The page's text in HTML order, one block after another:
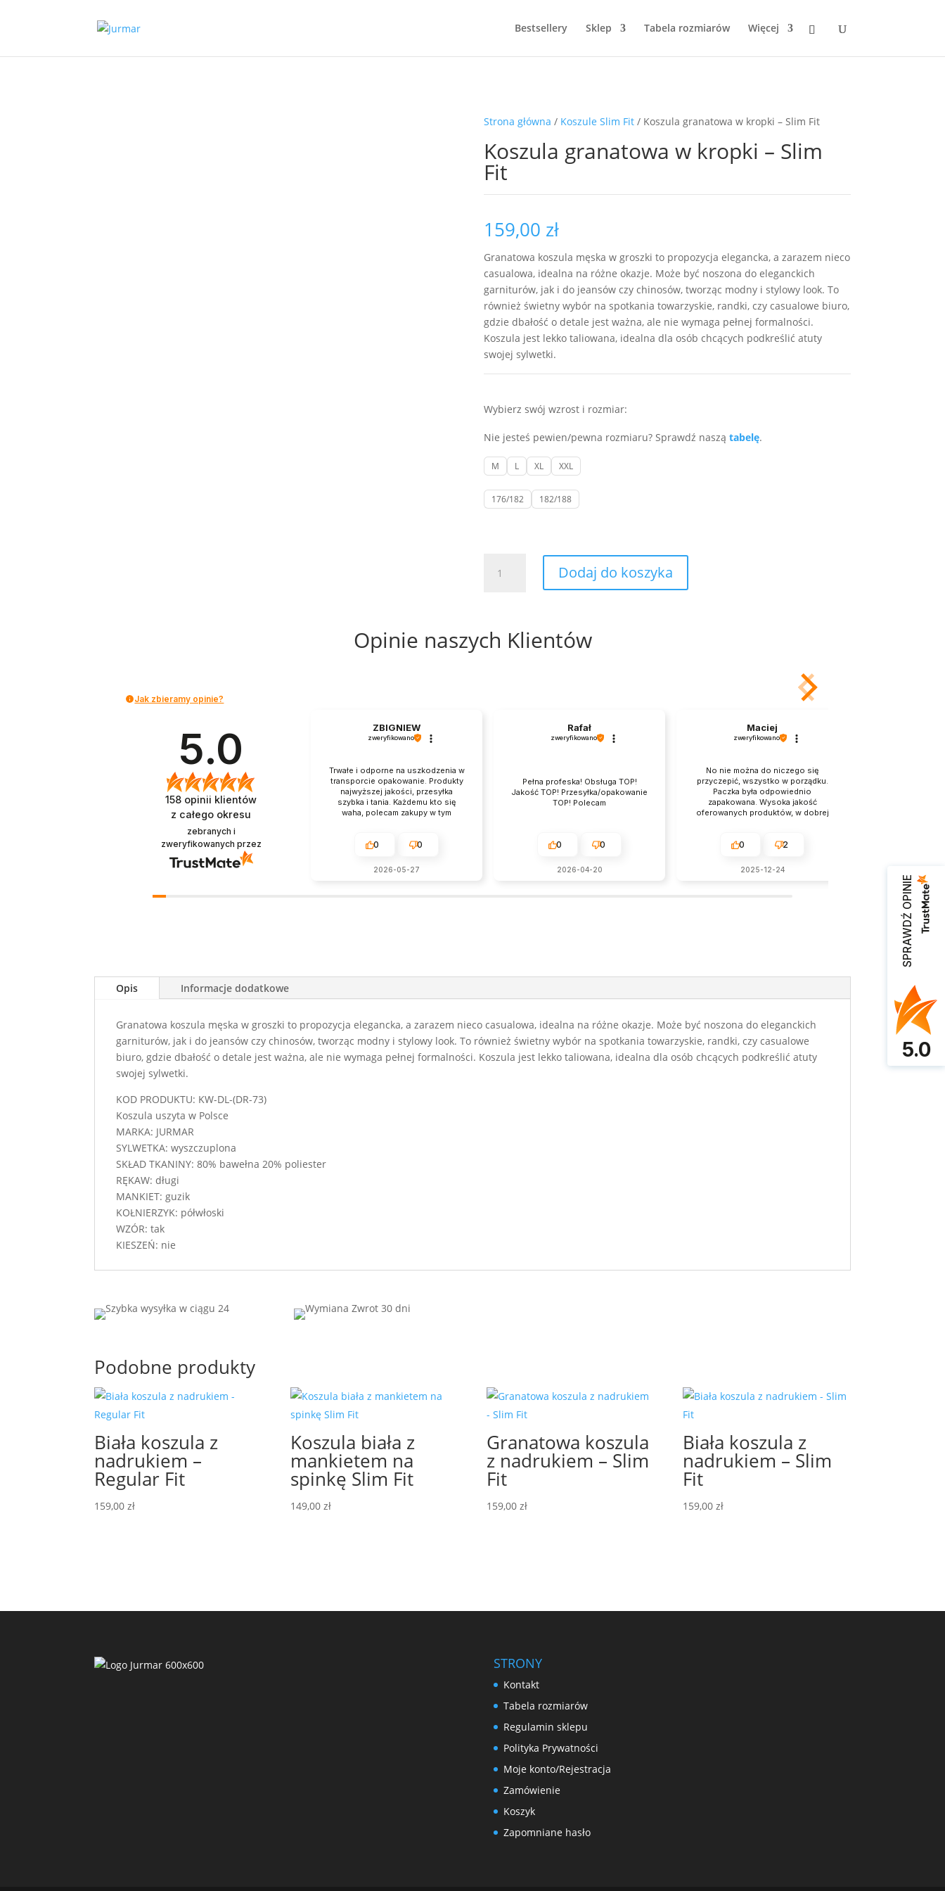
Bestsellery Sklep Tabela rozmiarów Więcej
Strona główna / Koszule Slim Fit / Koszula granatowa w kropki – Slim Fit
Koszula granatowa w kropki – Slim
Fit
159,00 zł
Granatowa koszula męska w groszki to propozycja elegancka, a zarazem nieco
casualowa, idealna na różne okazje. Może być noszona do eleganckich
garniturów, jak i do jeansów czy chinosów, tworząc modny i stylowy look. To
również świetny wybór na spotkania towarzyskie, randki, czy casualowe biuro,
gdzie dbałość o detale jest ważna, ale nie wymaga pełnej formalności.
Koszula jest lekko taliowana, idealna dla osób chcących podkreślić atuty
swojej sylwetki.
Wybierz swój wzrost i rozmiar:
Nie jesteś pewien/pewna rozmiaru? Sprawdź naszątabelę.
M L XL XXL
176/182 182/188
Koszula
-
Dodaj do koszyka
Opinie naszych Klientów
Jak zbieramy opinie?
5.0
158 opinii klientów
z całego okresu
zebranych i
zweryfikowanych przez
ZBIGNIEW
zweryfikowano
Trwałe i odporne na uszkodzenia w
transporcie opakowanie. Produkty
najwyższej jakości, przesyłka
szybka i tania. Każdemu kto się
waha, polecam zakupy w tym
0 0
2026-05-27
Rafał
zweryfikowano
Pełna profeska! Obsługa TOP!
Jakość TOP! Przesyłka/opakowanie
TOP! Polecam
0 0
2026-04-20
Maciej
zweryfikowano
No nie można do niczego się
przyczepić, wszystko w porządku.
Paczka była odpowiednio
zapakowana. Wysoka jakość
oferowanych produktów, w dobrej
0 2
2025-12-24
Opis Informacje dodatkowe
Granatowa koszula męska w groszki to propozycja elegancka, a zarazem nieco casualowa, idealna na różne okazje. Może być noszona do eleganckich
garniturów, jak i do jeansów czy chinosów, tworząc modny i stylowy look. To również świetny wybór na spotkania towarzyskie, randki, czy casualowe
biuro, gdzie dbałość o detale jest ważna, ale nie wymaga pełnej formalności. Koszula jest lekko taliowana, idealna dla osób chcących podkreślić atuty
swojej sylwetki.
KOD PRODUKTU: KW-DL-(DR-73)
Koszula uszyta w Polsce
MARKA: JURMAR
SYLWETKA: wyszczuplona
SKŁAD TKANINY: 80% bawełna 20% poliester
RĘKAW: długi
MANKIET: guzik
KOŁNIERZYK: półwłoski
WZÓR: tak
KIESZEŃ: nie
Podobne produkty
Biała koszula z
nadrukiem –
Regular Fit
159,00zł
Koszula biała z
mankietem na
spinkę Slim Fit
149,00zł
Granatowa koszula
z nadrukiem – Slim
Fit
159,00zł
Biała koszula z
nadrukiem – Slim
Fit
159,00zł
STRONY
Kontakt
Tabela rozmiarów
Regulamin sklepu
Polityka Prywatności
Moje konto/Rejestracja
Zamówienie
Koszyk
Zapomniane hasło
SPRAWDŹ OPINIE
5.0